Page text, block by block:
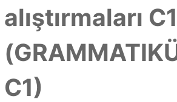
alıştırmaları C1
C1)